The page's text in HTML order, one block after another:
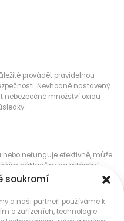
soukromí
a naši partneři používáme k
o zařízeních, technologie
provádět pravidelnou
Nevhodně nastavený
nebezpečné množství oxidu
nebo nefunguje efektivně, může
nákladům na vytápění.
snížit své náklady na vytápění